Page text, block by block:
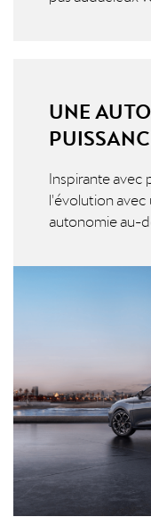
UNE
Inspirante avec
l'évolution avec
autonomie au-